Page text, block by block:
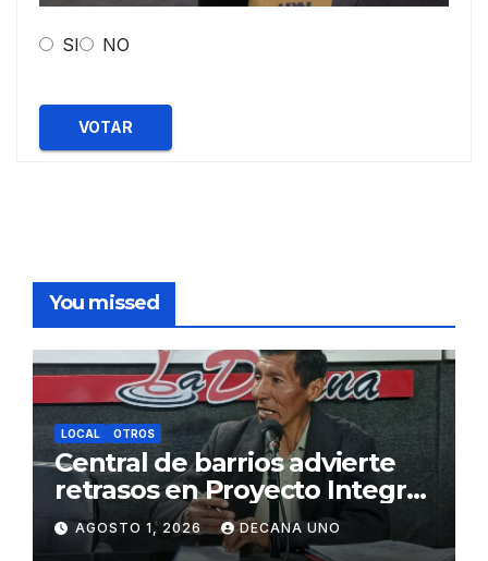
SI NO
VOTAR
You missed
LOCAL OTROS
Central de barrios advierte
retrasos en Proyecto Integral
de Agua y Alcantarillado para
Juliaca
AGOSTO 1, 2026 DECANA UNO